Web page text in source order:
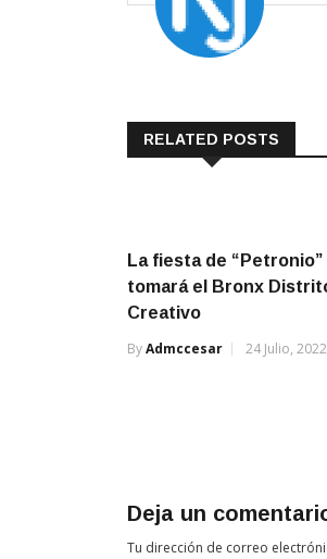
RELATED POSTS
La fiesta de “Petronio”
tomará el Bronx
Creativo
ByAdmccesar 24 Julio, 2022
Deja un
Tu dirección de correo